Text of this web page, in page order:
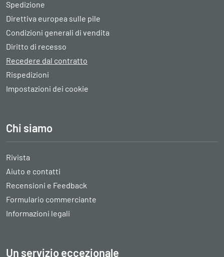
Spedizione
Direttiva europea sulle pile
Condizioni generali di vendita
Diritto di recesso
Recedere dal contratto
Rispedizioni
Impostazioni dei cookie
Chi siamo
Rivista
Aiuto e contatti
Recensioni e Feedback
Formulario commerciante
Informazioni legali
Un servizio eccezionale